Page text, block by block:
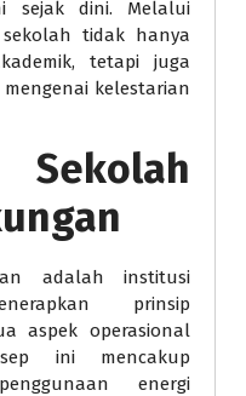
sejak dini. Melalui
tidak hanya
tetapi juga
kelestarian
adalah institusi
prinsip
aspek operasional
ini mencakup
energi